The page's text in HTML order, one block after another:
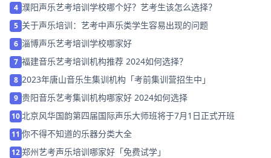
4 濮阳声乐艺考培训学校哪个好？艺考生该怎么选择？
5 关于声乐培训：艺考中声乐类学生容易出现的问题
6 淄博声乐艺考培训学校哪家好
7 福建音乐艺考培训机构推荐 2024如何选择？
8 2023年唐山音乐生集训机构「考前集训营招生中」
9 贵阳音乐艺考集训机构哪家好 2024如何选择
10 北京风华国韵第四届国际声乐大师班将于7月1日正式开班
11 你不得不知道的乐器分类大全
12郑州艺考声乐培训哪家好「免费试学」